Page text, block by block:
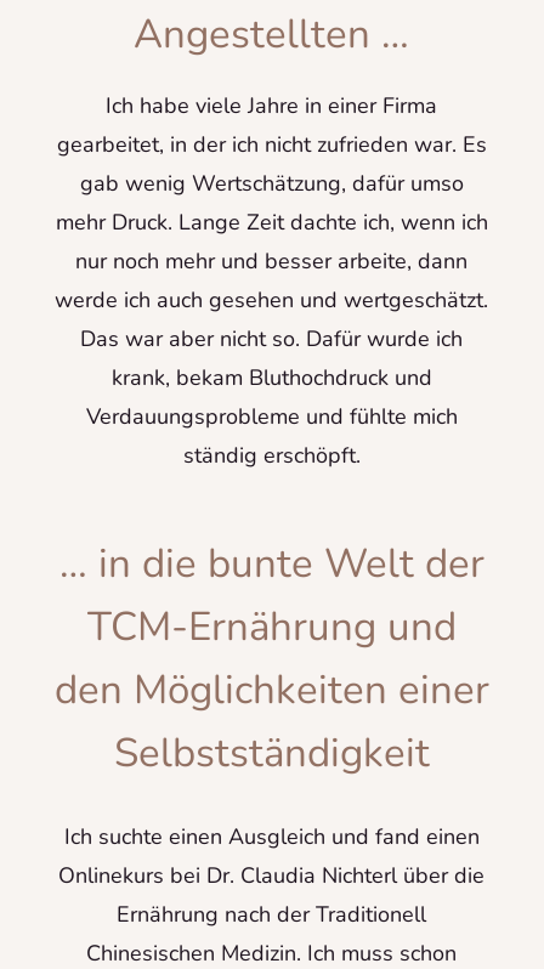
Angestellten …
Ich habe viele Jahre in einer Firma
gearbeitet, in der ich nicht zufrieden war. Es
gab wenig Wertschätzung, dafür umso
mehr Druck. Lange Zeit dachte ich, wenn ich
nur noch mehr und besser arbeite, dann
werde ich auch gesehen und wertgeschätzt.
Das war aber nicht so. Dafür wurde ich
krank, bekam Bluthochdruck und
Verdauungsprobleme und fühlte mich
ständig erschöpft.
… in die bunte Welt der
TCM-Ernährung und
den Möglichkeiten einer
Selbstständigkeit
Ich suchte einen Ausgleich und fand einen
Onlinekurs bei Dr. Claudia Nichterl über die
Ernährung nach der Traditionell
Chinesischen Medizin. Ich muss schon